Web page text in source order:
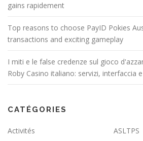
gains rapidement
Top reasons to choose PayID Pokies
transactions and exciting gameplay
I miti e le false credenze sul gioco
Roby Casino italiano: servizi, interfaccia
CATÉGORIES
Activités
ASLTPS